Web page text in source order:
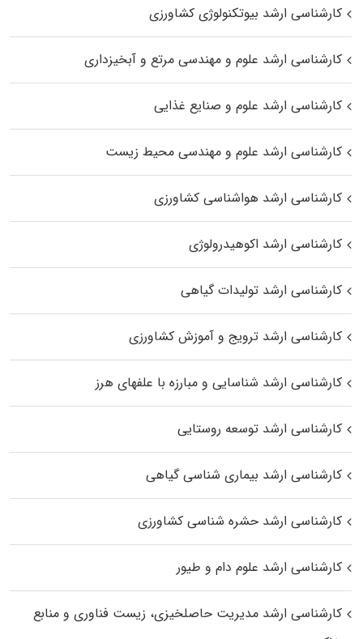
کارشناسی ارشد بیوتکنولوژی کشاورزی
کارشناسی ارشد علوم و مهندسی مرتع و آبخیزداری
کارشناسی ارشد علوم و صنایع غذایی
کارشناسی ارشد علوم و مهندسی محیط زیست
کارشناسی ارشد هواشناسی کشاورزی
کارشناسی ارشد اکوهیدرولوژی
کارشناسی ارشد تولیدات گیاهی
کارشناسی ارشد ترویج و آموزش کشاورزی
کارشناسی ارشد شناسایی و مبارزه با علفهای هرز
کارشناسی ارشد توسعه روستایی
کارشناسی ارشد بیماری‌ شناسی گیاهی
کارشناسی ارشد حشره‌ شناسی کشاورزی
کارشناسی ارشد علوم دام و طیور
کارشناسی ارشد مدیریت حاصلخیزی، زیست فناوری و منابع